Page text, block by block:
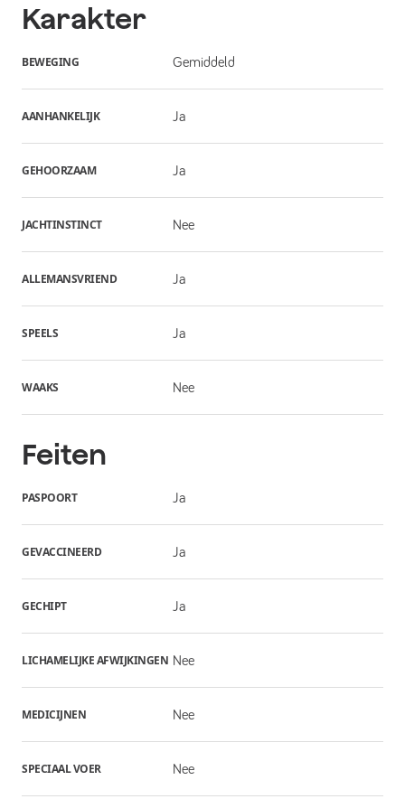
Karakter
BEWEGING Gemiddeld
AANHANKELIJK Ja
GEHOORZAAM Ja
JACHTINSTINCT Nee
ALLEMANSVRIEND Ja
SPEELS Ja
WAAKS Nee
Feiten
PASPOORT Ja
GEVACCINEERD Ja
GECHIPT Ja
LICHAMELIJKE AFWIJKINGEN Nee
MEDICIJNEN Nee
SPECIAAL VOER Nee